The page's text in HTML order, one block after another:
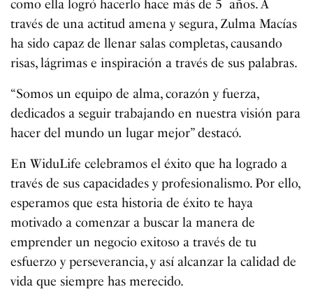
como ella logró hacerlo hace más de 5 años. A
través de una actitud amena y segura, Zulma Macías
ha sido capaz de llenar salas completas, causando
risas, lágrimas e inspiración a través de sus palabras.
“Somos un equipo de alma, corazón y fuerza,
dedicados a seguir trabajando en nuestra visión para
hacer del mundo un lugar mejor” destacó.
En WiduLife celebramos el éxito que ha logrado a
través de sus capacidades y profesionalismo. Por ello,
esperamos que esta historia de éxito te haya
motivado a comenzar a buscar la manera de
emprender un negocio exitoso a través de tu
esfuerzo y perseverancia, y así alcanzar la calidad de
vida que siempre has merecido.